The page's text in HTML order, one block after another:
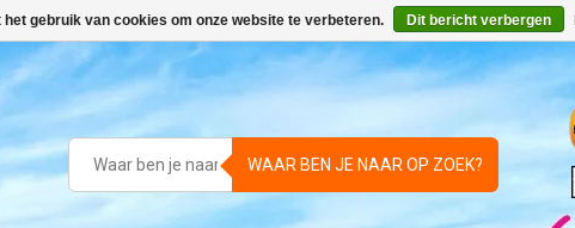
WAAR BEN JE NAAR OP ZOEK?
gebruik van cookies om onze website te verbeteren. Dit bericht verbergen